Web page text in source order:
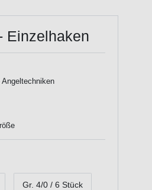
Einzelhaken
Gr. 4/0 / 6 Stück